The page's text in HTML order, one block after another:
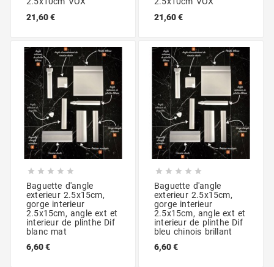
21,60 €
21,60 €
    
Baguette d'angle
exterieur 2.5x15cm,
gorge interieur
2.5x15cm, angle ext et
interieur de plinthe Dif
blanc mat
6,60 €
    
Baguette d'angle
exterieur 2.5x15cm,
gorge interieur
2.5x15cm, angle ext et
interieur de plinthe Dif
bleu chinois brillant
6,60 €